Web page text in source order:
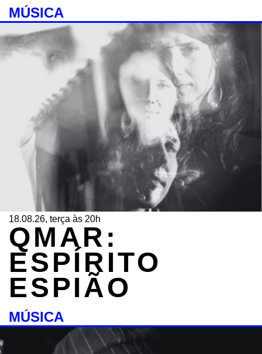
MÚSICA
18.08.26, terça às 20h
QMAR:
ESPÍRITO
ESPIÃO
MÚSICA